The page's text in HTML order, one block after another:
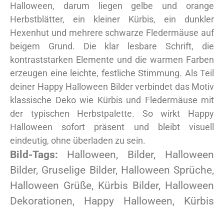
Halloween, darum liegen gelbe und orange
Herbstblätter, ein kleiner Kürbis, ein dunkler
Hexenhut und mehrere schwarze Fledermäuse auf
beigem Grund. Die klar lesbare Schrift, die
kontraststarken Elemente und die warmen Farben
erzeugen eine leichte, festliche Stimmung. Als Teil
deiner Happy Halloween Bilder verbindet das Motiv
klassische Deko wie Kürbis und Fledermäuse mit
der typischen Herbstpalette. So wirkt Happy
Halloween sofort präsent und bleibt visuell
eindeutig, ohne überladen zu sein.
Bild-Tags: Halloween, Bilder, Halloween
Bilder, Gruselige Bilder, Halloween Sprüche,
Halloween Grüße, Kürbis Bilder, Halloween
Dekorationen, Happy Halloween, Kürbis